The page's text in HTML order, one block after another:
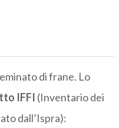
di frane. Lo
IFFI (Inventario dei
dall’Ispra):